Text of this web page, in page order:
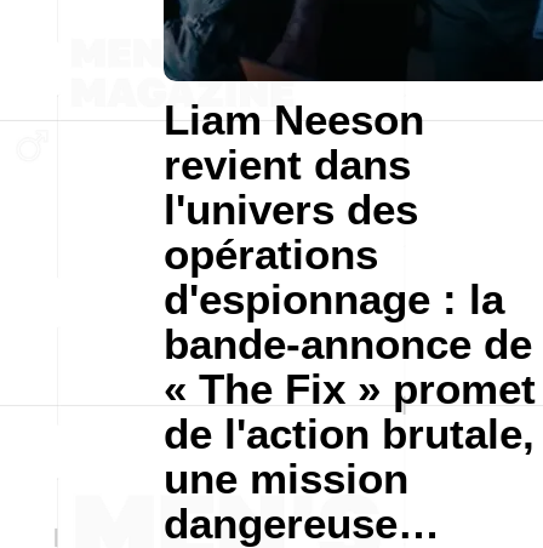
Liam Neeson
revient dans
l'univers des
opérations
d'espionnage : la
bande-annonce de
« The Fix » promet
de l'action brutale,
une mission
dangereuse…